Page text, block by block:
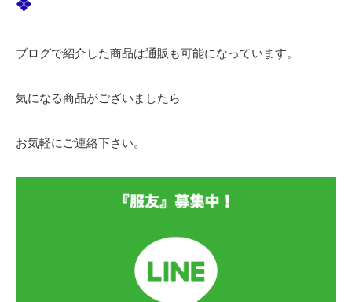
❖
ブログで紹介した商品は通販も可能になっています。
気になる商品がございましたら
お気軽にご連絡下さい。